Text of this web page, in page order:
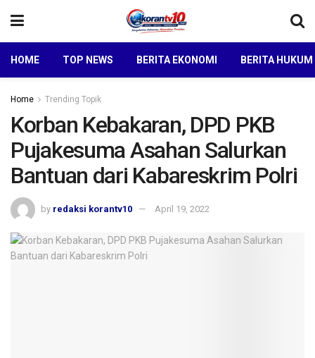
HOME TOP NEWS BERITA EKONOMI BERITA
Home Trending Topik
Korban Kebakaran, DPD PKB
Pujakesuma Asahan Salurkan
Bantuan dari Kabareskrim Polri
by redaksi korantv10 April 19, 2022